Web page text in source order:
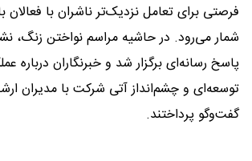
فرصتی برای تعامل نزدیک‌‌تر ناشران با فعالان
شمار می‌رود. در حاشیه مراسم نواختن
پاسخ رسانه‌ای برگزار شد و خبرنگاران درباره
توسعه‌ای و چشم‌انداز آتی شرکت با مدیران
گفت‌وگو پرداختند.